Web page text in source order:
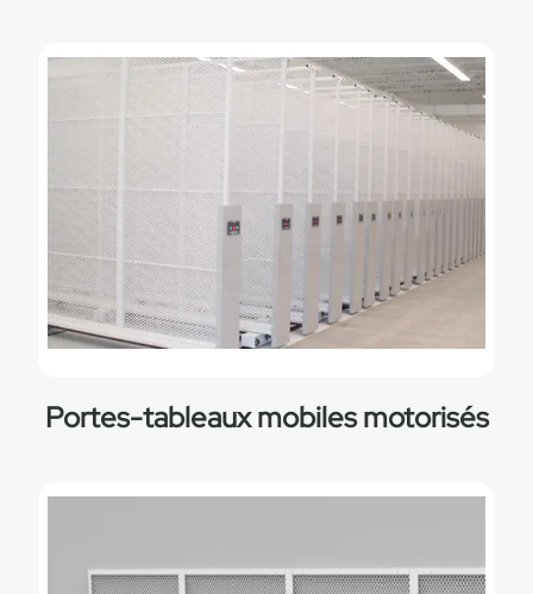
Portes-tableaux mobiles motorisés